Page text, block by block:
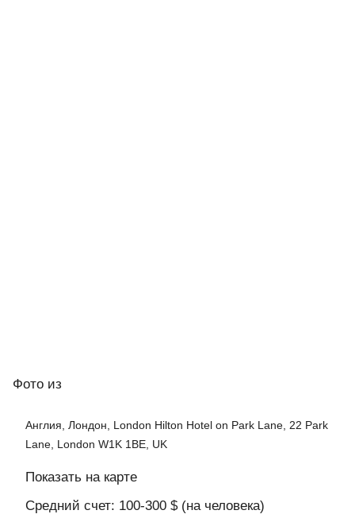
Фото из
Англия, Лондон, London Hilton Hotel on Park Lane, 22 Park
Lane, London W1K 1BE, UK
Показать на карте
Средний счет: 100-300 $ (на человека)